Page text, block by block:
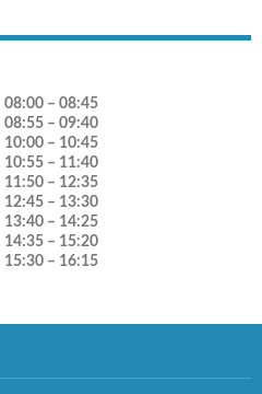
08:00 – 08:45
08:55 – 09:40
10:00 – 10:45
10:55 – 11:40
11:50 – 12:35
12:45 – 13:30
13:40 – 14:25
14:35 – 15:20
15:30 – 16:15